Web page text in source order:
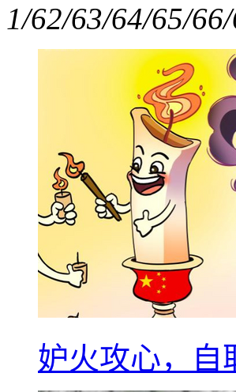
1/62/63/64/65/6
妒火攻心，自